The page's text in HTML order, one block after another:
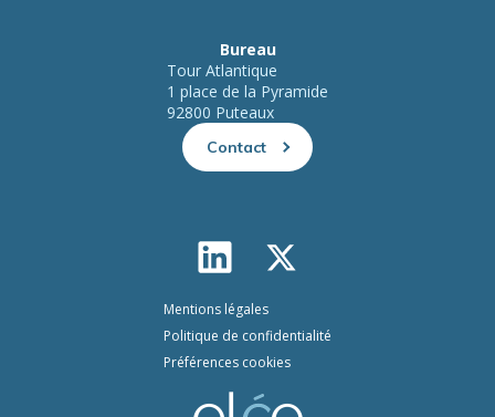
Bureau
Tour Atlantique
1 place de la Pyramide
92800 Puteaux
Contact
Mentions légales
Politique de confidentialité
Préférences cookies